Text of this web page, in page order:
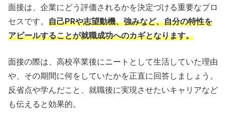
面接は、企業にどう評価されるかを決定づける重要なプロ
セスです。 自己PRや志望動機、強みなど、自分の特性を
アピールすることが就職成功へのカギとなります。
面接の際は、高校卒業後にニートとして生活していた理由
や、その期間に何をしていたかを正直に回答しましょう。
反省点や学んだこと、就職後に実現させたいキャリアなど
も伝えると効果的。